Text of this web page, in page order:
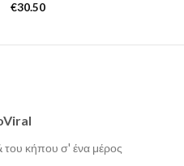
€30.50
κήπου σ' ένα μέρος